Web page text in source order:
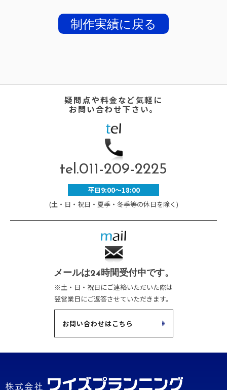
制作実績に戻る
疑問点や料金など気軽に
お問い合わせ下さい。
tel.011-209-2225
平日9:00～18:00
(土・日・祝日・夏季・冬季等の休日を除く)
メールは24時間受付中です。
※土・日・祝日にご連絡いただいた際は
翌営業日にご返答させていただきます。
お問い合わせはこちら